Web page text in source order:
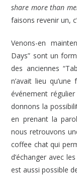
share more than
faisons revenir un,
Venons-en
Days” sont un
des anciennes
n’avait lieu
événement
donnons la
en prenant la
nous retrouvons
coffee chat qui
d’échanger avec
est aussi possible